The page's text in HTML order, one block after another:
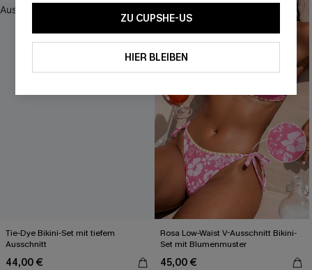
Tie-Dye Bikini-Set mit tiefem
Ausschnitt
44,00 €
Rosa Low-Waist V-Ausschnitt Bikini-
Set mit Blumenmuster
45,00 €
ZU CUPSHE-US
HIER BLEIBEN